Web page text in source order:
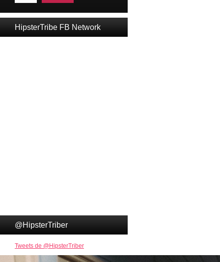
HipsterTribe FB Network
@HipsterTriber
Tweets de @HipsterTriber